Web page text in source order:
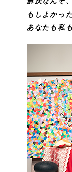
もしよかっ
あなたも私